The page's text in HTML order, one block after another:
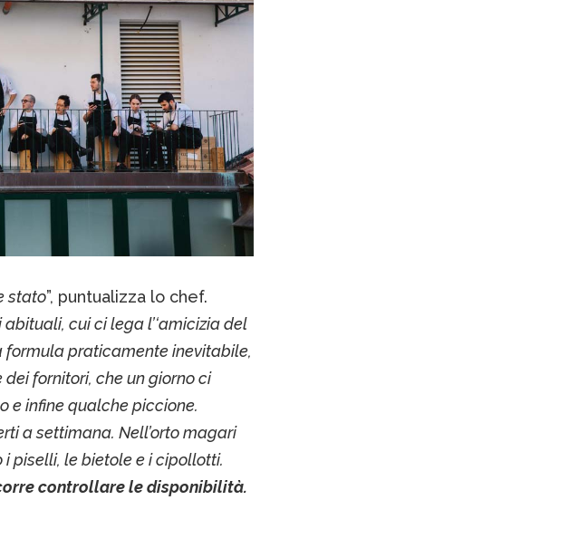
stato”, puntualizza lo chef.
cui ci lega l’‘amicizia del
formula praticamente inevitabile,
fornitori, che un giorno ci
e infine qualche piccione.
a settimana. Nell’orto magari
piselli, le bietole e i cipollotti.
controllare le disponibilità.